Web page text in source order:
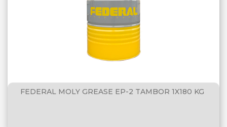
FEDERAL MOLY GREASE EP-2 TAMBOR 1X180 KG